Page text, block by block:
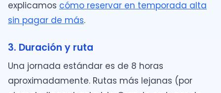
explicamos cómo reservar en temporada alta
sin pagar de más.
3. Duración y ruta
Una jornada estándar es de 8 horas
aproximadamente. Rutas más lejanas (por